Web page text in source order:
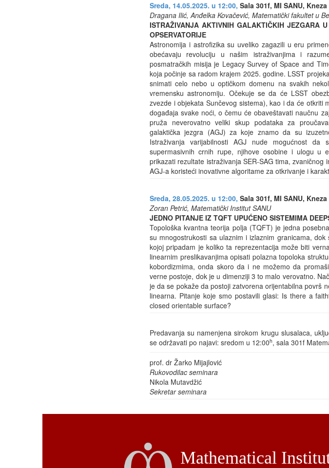
Sreda, 14.05.2025. u 12:00, Sala 301f, MI SANU,
Dragana Ilić, Anđelka Kovačević, Matematički fakultet u
ISTRAŽIVANJA AKTIVNIH GALAKTIČKIH JEZGARA
OPSERVATORIJE
Astronomija i astrofizika su uveliko zagazili u eru
obećavaju revoluciju u našim istraživanjima i
posmatračkih misija je Legacy Survey of Space and
koja počinje sa radom krajem 2025. godine. LSST
snimati celo nebo u optičkom domenu na svakih
vremensku astronomiju. Očekuje se da će LSST
zvezde i objekata Sunčevog sistema), kao i da će otkriti
događaja svake noći, o čemu će obaveštavati naučnu
pruža neverovatno veliki skup podataka za
galaktička jezgra (AGJ) za koje znamo da su
Istraživanja varijabilnosti AGJ nude mogućnost
supermasivnih crnih rupe, njihove osobine i ulogu u
prikazati rezultate istraživanja SER-SAG tima,
AGJ-a koristeći inovativne algoritame za otkrivanje i
Sreda, 28.05.2025. u 12:00, Sala 301f, MI SANU,
Zoran Petrić, Matematički Institut SANU
JEDNO PITANJE IZ TQFT UPUĆENO SISTEMIMA
Topološka kvantna teorija polja (TQFT) je jedna
su mnogostrukosti sa ulaznim i izlaznim granicama,
kojoj pripadam je koliko ta reprezentacija može biti
linearnim preslikavanjima opisati polazna topoloka
kobordizmima, onda skoro da i ne možemo da
verne postoje, dok je u dimenziji 3 to malo verovatno.
je da se pokaže da postoji zatvorena orijentabilna površ
linearna. Pitanje koje smo postavili glasi: Is there a
closed orientable surface?
Predavanja su namenjena sirokom krugu slusalaca,
se održavati po najavi: sredom u 12:00h, sala 301f
prof. dr Žarko Mijajlović
Rukovodilac seminara
Nikola Mutavdžić
Sekretar seminara
Mathematical